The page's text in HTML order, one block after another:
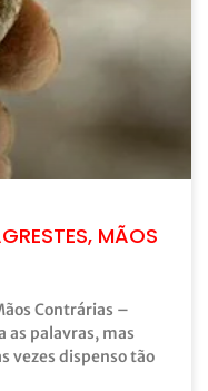
MÃOS
Contrárias –
as palavras, mas
vezes dispenso tão